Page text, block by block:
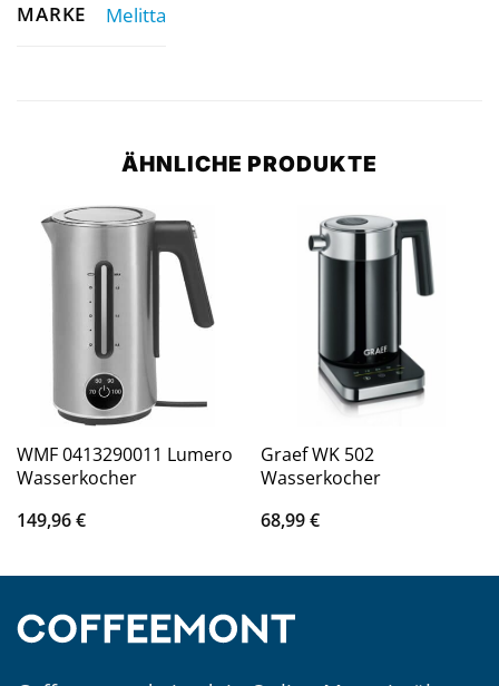
MARKE Melitta
ÄHNLICHE PRODUKTE
WMF 0413290011 Lumero
Wasserkocher
149,96€
Graef WK 502
Wasserkocher
68,99€